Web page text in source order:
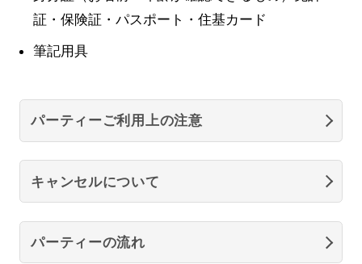
証・保険証・パスポート・住基カード
筆記用具
パーティーご利用上の注意
キャンセルについて
パーティーの流れ